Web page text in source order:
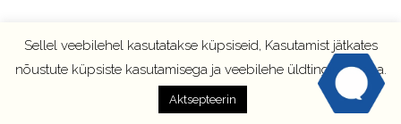
Sellel veebilehel kasutatakse küpsiseid, Kasutamist jätkates
nõustute küpsiste kasutamisega ja veebilehe üldtingimustega.
Aktsepteerin